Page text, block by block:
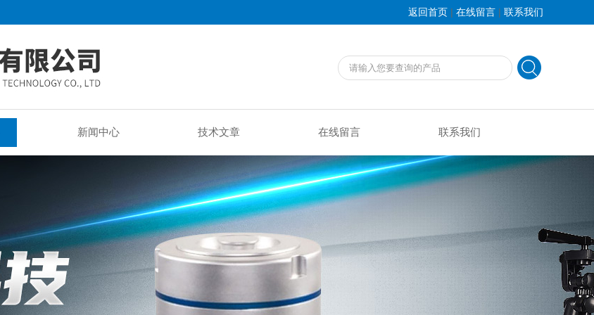
返回首页 | 在线留言 | 联系我们
新闻中心 技术文章 在线留言 联系我们